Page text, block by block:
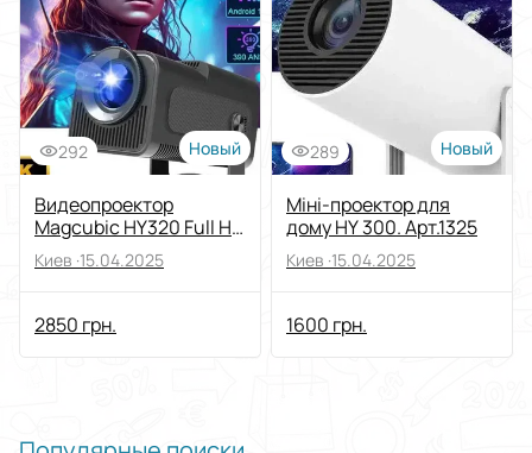
292 Новый
Видеопроектор
Magcubic HY320 Full HD
1080P, Android 11,
390ANSI, Wifi6
Киев ·15.04.2025
2850 грн.
289 Новый
Міні-проектор для
дому HY 300. Арт.1325
Киев ·15.04.2025
1600 грн.